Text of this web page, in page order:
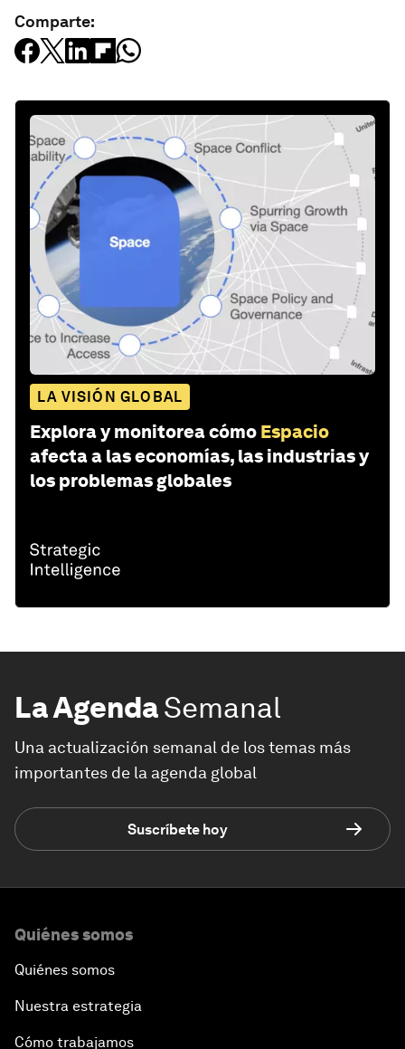
Comparte:
LA VISIÓN GLOBAL
Explora y monitorea cómo Espacio
afecta a las economías, las industrias y
los problemas globales
La AgendaSemanal
Una actualización semanal de los temas más
importantes de la agenda global
Suscríbete hoy
Quiénes somos
Quiénes somos
Nuestra estrategia
Cómo trabajamos